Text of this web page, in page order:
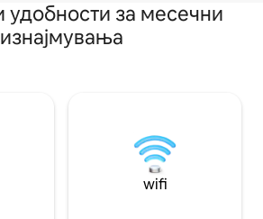
удобности за месечни
изнајмувања
wifi